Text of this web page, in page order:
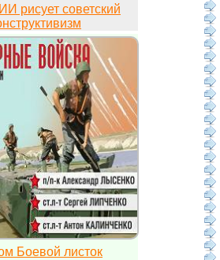
рисует советский
Боевой листок